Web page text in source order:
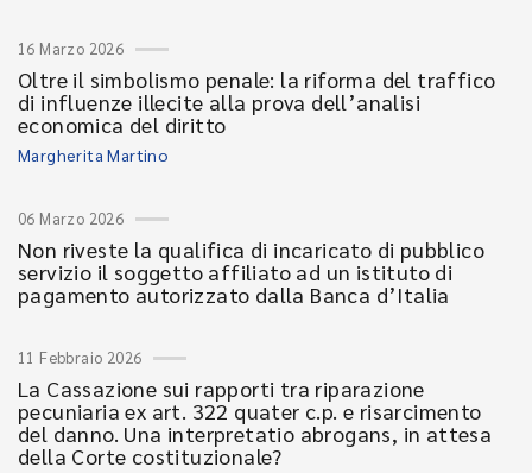
16 Marzo 2026
Oltre il simbolismo penale: la riforma del traffico
di influenze illecite alla prova dell’analisi
economica del diritto
Margherita Martino
06 Marzo 2026
Non riveste la qualifica di incaricato di pubblico
servizio il soggetto affiliato ad un istituto di
pagamento autorizzato dalla Banca d’Italia
11 Febbraio 2026
La Cassazione sui rapporti tra riparazione
pecuniaria ex art. 322 quater c.p. e risarcimento
del danno. Una interpretatio abrogans, in attesa
della Corte costituzionale?